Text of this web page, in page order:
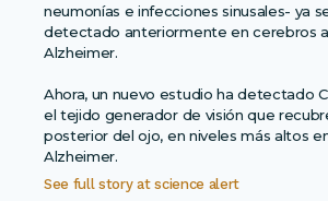
neumonías e infecciones sinusales- ya
detectado anteriormente en cerebros
Alzheimer.
Ahora, un nuevo estudio ha detectado
el tejido generador de visión que
posterior del ojo, en niveles más altos
Alzheimer.
See full story atscience alert